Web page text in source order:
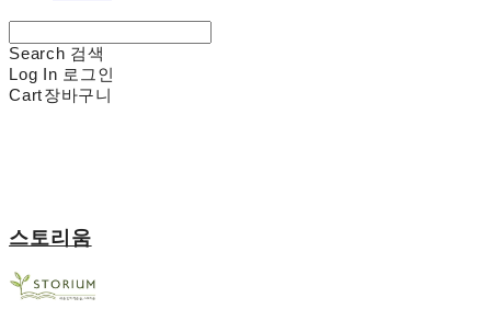
Search 검색
Log In 로그인
Cart장바구니
스토리움